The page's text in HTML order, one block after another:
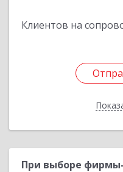
Клиентов на
При выборе